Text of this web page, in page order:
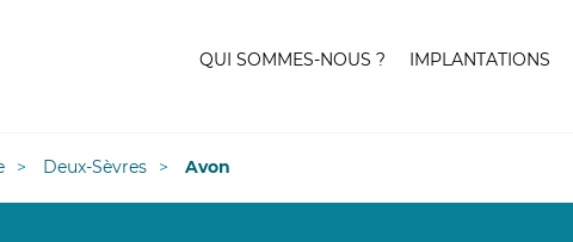
QUI SOMMES-NOUS ? IMPLANTATIONS
Deux-Sèvres Avon